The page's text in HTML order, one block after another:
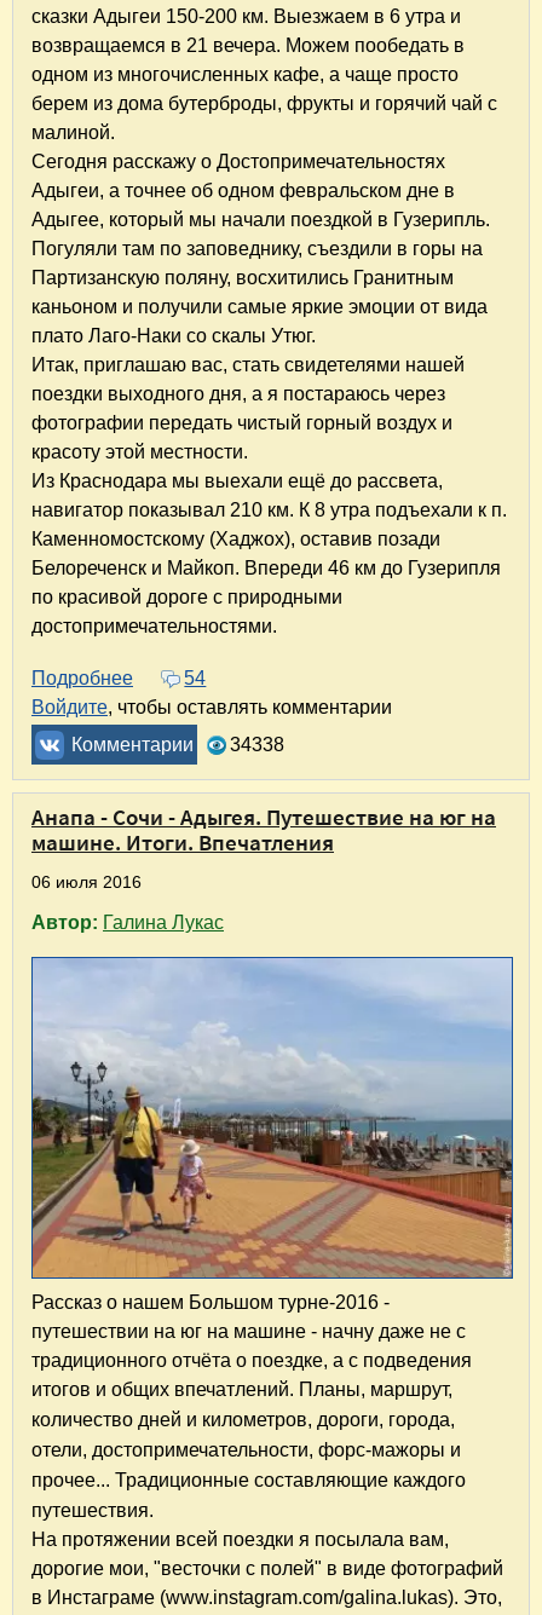
сказки Адыгеи 150-200 км. Выезжаем в 6 утра и
возвращаемся в 21 вечера. Можем пообедать в
одном из многочисленных кафе, а чаще просто
берем из дома бутерброды, фрукты и горячий чай с
малиной.
Сегодня расскажу о Достопримечательностях
Адыгеи, а точнее об одном февральском дне в
Адыгее, который мы начали поездкой в Гузерипль.
Погуляли там по заповеднику, съездили в горы на
Партизанскую поляну, восхитились Гранитным
каньоном и получили самые яркие эмоции от вида
плато Лаго-Наки со скалы Утюг.
Итак, приглашаю вас, стать свидетелями нашей
поездки выходного дня, а я постараюсь через
фотографии передать чистый горный воздух и
красоту этой местности.
Из Краснодара мы выехали ещё до рассвета,
навигатор показывал 210 км. К 8 утра подъехали к п.
Каменномостскому (Хаджох), оставив позади
Белореченск и Майкоп. Впереди 46 км до Гузерипля
по красивой дороге с природными
достопримечательностями.
Подробнее о Достопримечательности Адыгеи. Часть 1.
54
Войдите, чтобы оставлять комментарии
Комментарии
34338
Анапа - Сочи - Адыгея. Путешествие на юг на
машине. Итоги. Впечатления
06 июля 2016
Автор: Галина Лукас
Рассказ о нашем Большом турне-2016 -
путешествии на юг на машине - начну даже не с
традиционного отчёта о поездке, а с подведения
итогов и общих впечатлений. Планы, маршрут,
количество дней и километров, дороги, города,
отели, достопримечательности, форс-мажоры и
прочее... Традиционные составляющие каждого
путешествия.
На протяжении всей поездки я посылала вам,
дорогие мои, "весточки с полей" в виде фотографий
в Инстаграме (www.instagram.com/galina.lukas). Это,